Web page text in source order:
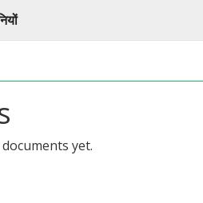
yet.